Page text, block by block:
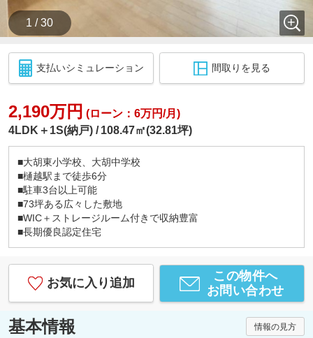
1 / 30
支払いシミュレーション 間取りを見る
2,190万円 (ローン：6万円/月)
4LDK＋1S(納戸)
108.47㎡(32.81坪)
■大胡東小学校、大胡中学校
■樋越駅まで徒歩6分
■駐車3台以上可能
■73坪ある広々した敷地
■WIC＋ストレージルーム付きで収納豊富
■長期優良認定住宅
お気に入り追加
この物件へ
お問い合わせ
基本情報 情報の見方